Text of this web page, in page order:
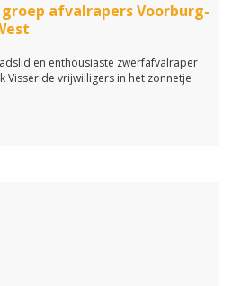
afvalrapers Voorburg-
en enthousiaste zwerfafvalraper
Visser de vrijwilligers in het zonnetje